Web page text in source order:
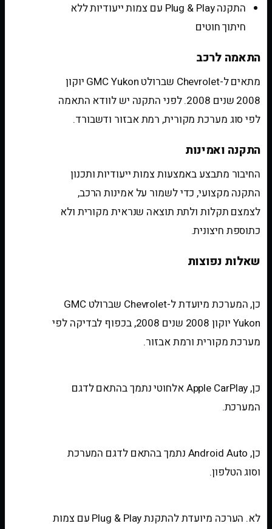
התקנה Plug & Play עם צמות ייעודיות ללא
חיתוך חוטים
התאמה לרכב
מתאים ל-Chevrolet שברולט GMC Yukon יוקון
2008 שנים 2008. לפני התקנה יש לוודא התאמה
לפי סוג מערכת מקורית, רמת אבזור ודשבורד.
התקנה ואמינות
החיבור מתבצע באמצעות צמות ייעודיות ותכנון
התקנה מקצועי, כדי לשמור על אמינות הרכב,
לצמצם תקלות ולתת תוצאה שנראית מקורית ולא
כתוספת חיצונית.
שאלות נפוצות
כן, המערכת מיועדת ל-Chevrolet שברולט GMC
Yukon יוקון 2008 שנים 2008, בכפוף לבדיקה לפי
מערכת מקורית ורמת אבזור.
כן, Apple CarPlay אלחוטי נתמך בהתאם לדגם
המערכת.
כן, Android Auto נתמך בהתאם לדגם המערכת
וסוג הטלפון.
לא. הערכה מיועדת להתקנת Plug & Play עם צמות